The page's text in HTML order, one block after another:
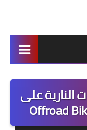
النارية على